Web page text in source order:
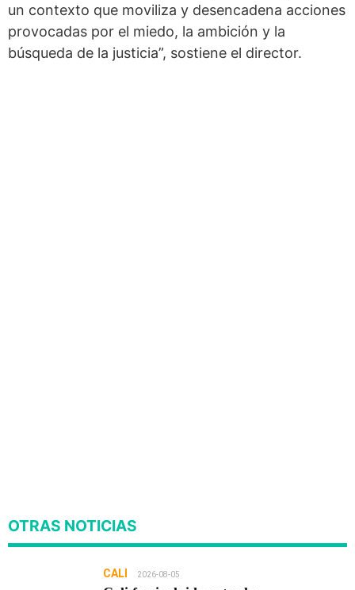
un contexto que moviliza y desencadena acciones
provocadas por el miedo, la ambición y la
búsqueda de la justicia”, sostiene el director.
OTRAS NOTICIAS
CALI 2026-08-05